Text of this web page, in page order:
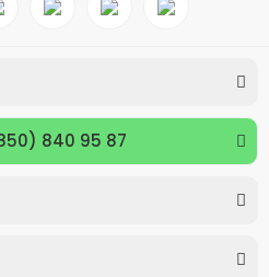
840 95 87